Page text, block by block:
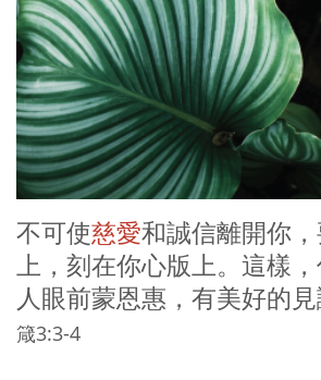
不可使慈愛和誠信離開你
上，刻在你心版上。這樣
人眼前蒙恩惠，有美好的見
箴3:3-4